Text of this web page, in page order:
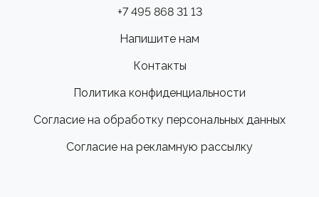
+7 495 868 31 13
Напишите нам
Контакты
Политика конфиденциальности
Согласие на обработку персональных данных
Согласие на рекламную рассылку